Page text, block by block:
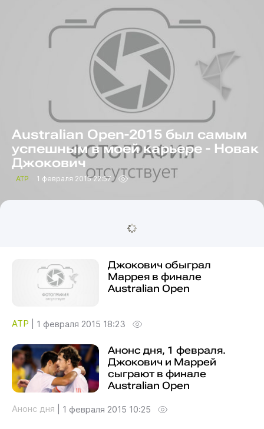
Australian Open-2015 был самым
успешным в моей карьере - Новак
Джокович
ATP 1 февраля 2015 22:57
Джокович обыграл
Маррея в финале
Australian Open
ATP 1 февраля 2015 18:23
Анонс дня, 1 февраля.
Джокович и Маррей
сыграют в финале
Australian Open
Анонс дня 1 февраля 2015 10:25